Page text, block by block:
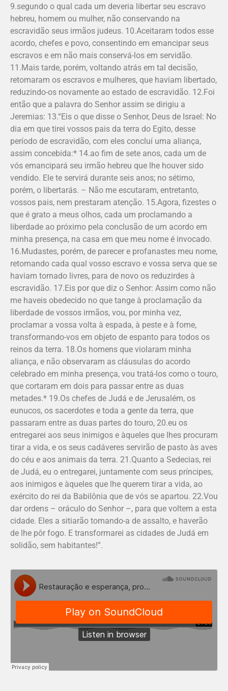
9.segundo o qual cada um deveria libertar seu escravo
hebreu, homem ou mulher, não conservando na
escravidão seus irmãos judeus. 10.Aceitaram todos esse
acordo, chefes e povo, consentindo em emancipar seus
escravos e em não mais conservá-los em servidão.
11.Mais tarde, porém, voltando atrás em tal decisão,
retomaram os escravos e mulheres, que haviam li­bertado,
redu­zindo-os novamente ao estado de escravidão. 12.Foi
então que a palavra do Senhor assim se dirigiu a
Jeremias: 13.“Eis o que disse o Senhor, Deus de Israel: No
dia em que tirei vossos pais da terra do Egito, desse
período de escravidão, com eles concluí uma aliança,
assim concebida:* 14.ao fim de sete anos, cada um de
vós emancipará seu irmão hebreu que lhe houver sido
vendido. Ele te servirá durante seis anos; no sétimo,
porém, o libertarás. – Não me escutaram, entretanto,
vossos pais, nem prestaram atenção. 15.Agora, fizestes o
que é grato a meus olhos, cada um proclamando a
liberdade ao próximo pela conclusão de um acordo em
minha presença, na casa em que meu nome é invocado.
16.Mudastes, porém, de parecer e profanastes meu nome,
retomando cada qual vosso escravo e vossa serva que se
haviam tornado livres, para de novo os reduzirdes à
escravidão. 17.Eis por que diz o Senhor: Assim como não
me haveis obedecido no que tange à proclamação da
liberdade de vossos irmãos, vou, por minha vez,
proclamar a vossa volta à espada, à peste e à fome,
transformando-vos em objeto de espanto para todos os
reinos da terra. 18.Os homens que violaram minha
aliança, e não observaram as cláusulas do acordo
celebrado em minha presença, vou tratá-los como o touro,
que cortaram em dois para passar entre as duas
metades.* 19.Os chefes de Judá e de Jerusalém, os
eunucos, os sacerdotes e toda a gente da terra, que
passaram entre as duas partes do touro, 20.eu os
entregarei aos seus inimigos e àqueles que lhes procuram
tirar a vida, e os seus cadáveres servirão de pasto às aves
do céu e aos animais da terra. 21.Quanto a Sedecias, rei
de Judá, eu o entregarei, juntamente com seus príncipes,
aos inimigos e àqueles que lhe querem tirar a vida, ao
exército do rei da Babilônia que de vós se apartou. 22.Vou
dar ordens – oráculo do Senhor –, para que voltem a esta
cidade. Eles a sitiarão tomando-a de assalto, e haverão
de lhe pôr fogo. E transformarei as cidades de Judá em
solidão, sem habitantes!”.